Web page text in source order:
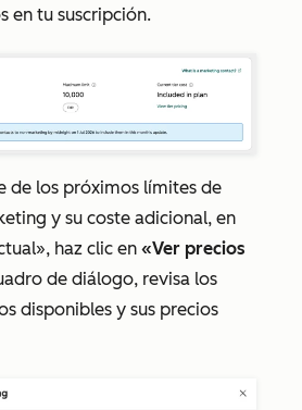
en tu suscripción.
de los próximos límites de
y su coste adicional, en
haz clic en «Ver precios
de diálogo, revisa los
disponibles y sus precios